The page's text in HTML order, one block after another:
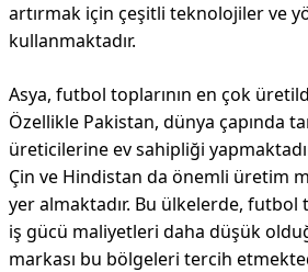
artırmak için çeşitli teknolojiler ve
kullanmaktadır.
Asya, futbol toplarının en çok
Özellikle Pakistan, dünya çapında
üreticilerine ev sahipliği
Çin ve Hindistan da önemli üretim
yer almaktadır. Bu ülkelerde, futbol
iş gücü maliyetleri daha düşük
markası bu bölgeleri tercih